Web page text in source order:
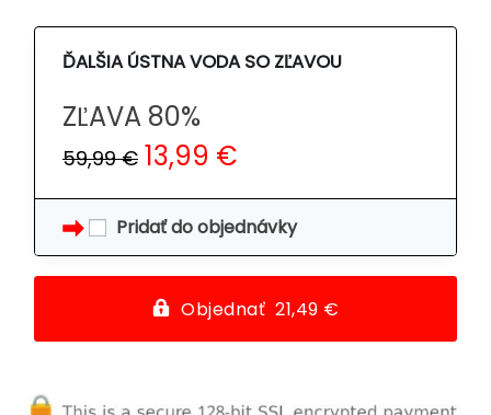
ĎALŠIA ÚSTNA VODA SO ZĽAVOU
ZĽAVA 80%
59,99 € 13,99 €
Pridať do objednávky
Objednať 21,49 €